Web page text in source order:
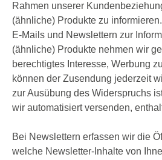
Rahmen unserer
(ähnliche) Produkte zu
E-Mails und Newslettern zur
(ähnliche) Produkte nehmen wir
berechtigtes Interesse, Werbung
können der Zusendung jederzeit
zur Ausübung des Widerspruchs
wir automatisiert versenden,
Bei Newslettern erfassen wir die
welche Newsletter-Inhalte von